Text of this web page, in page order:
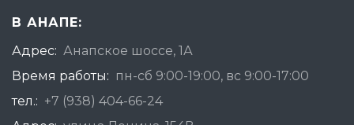
В АНАПЕ:
Адрес: Анапское шоссе, 1А
Время работы: пн-сб 9:00-19:00, вс 9:00-17:00
тел.: +7 (938) 404-66-24